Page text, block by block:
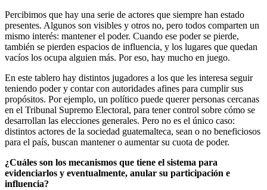
Percibimos que hay una serie de actores que siempre han estado
presentes. Algunos son visibles y otros no, pero todos comparten un
mismo interés: mantener el poder. Cuando ese poder se pierde,
también se pierden espacios de influencia, y los lugares que quedan
vacíos los ocupa alguien más. Por eso, hay mucho en juego.
En este tablero hay distintos jugadores a los que les interesa seguir
teniendo poder y contar con autoridades afines para cumplir sus
propósitos. Por ejemplo, un político puede querer personas cercanas
en el Tribunal Supremo Electoral, para tener control sobre cómo se
desarrollan las elecciones generales. Pero no es el único caso:
distintos actores de la sociedad guatemalteca, sean o no beneficiosos
para el país, buscan mantener o aumentar su cuota de poder.
¿Cuáles son los mecanismos que tiene el sistema para
evidenciarlos y eventualmente, anular su participación e
influencia?